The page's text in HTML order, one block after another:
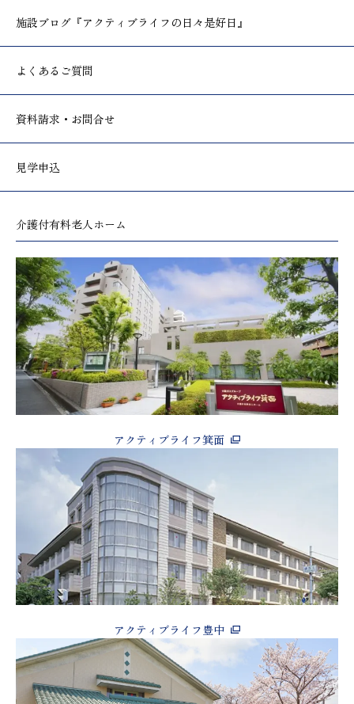
施設ブログ 『アクティブライフの日々是好日』
よくあるご質問
資料請求・お問合せ
見学申込
介護付有料老人ホーム
アクティブライフ箕面
アクティブライフ豊中